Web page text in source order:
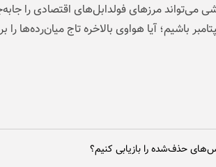
می‌تواند مرزهای فولدابل‌های اقتصادی را
رونمایی رسمی در 24 سپتامبر باشیم؛ آیا هواوی بالاخره تاج میان‌رده‌ها
حذف‌شده را بازیابی کنیم؟